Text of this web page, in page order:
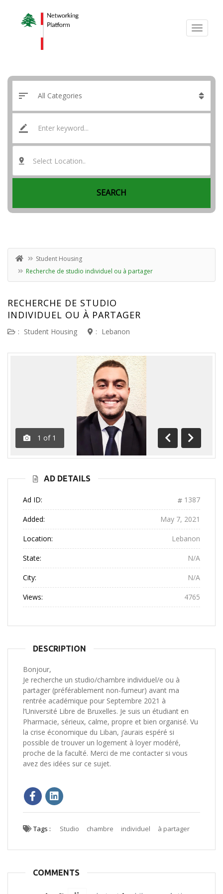
Select Location..
SEARCH
Student Housing
Recherche de studio individuel ou à partager
RECHERCHE DE STUDIO
INDIVIDUEL OU À PARTAGER
: Student Housing : Lebanon
1 of 1
Previous
Next
AD DETAILS
Ad ID: 1387
Added: May 7, 2021
Location: Lebanon
State: N/A
City: N/A
Views: 4765
DESCRIPTION
Bonjour,
Je recherche un studio/chambre individuel/e ou à
partager (préférablement non-fumeur) avant ma
rentrée académique pour Septembre 2021 à
l’Université Libre de Bruxelles. Je suis un étudiant en
Pharmacie, sérieux, calme, propre et bien organisé. Vu
la crise économique du Liban, j’aurais espéré si
possible de trouver un logement à loyer modéré,
proche de la faculté. Merci de me contacter si vous
avez des idées sur ce sujet.
Tags : Studio chambre individuel à partager
COMMENTS